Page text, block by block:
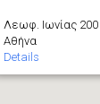
Λεωφ. Ιωνίας
Αθήνα
Details